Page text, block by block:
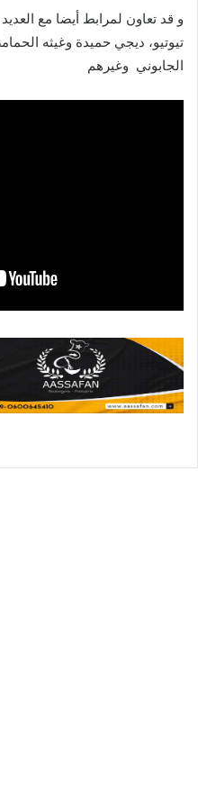
و قد تعاون لمرابط أيضا مع
تيوتيو، ديجي حميدة وغيثه
الجابوني وغيرهم